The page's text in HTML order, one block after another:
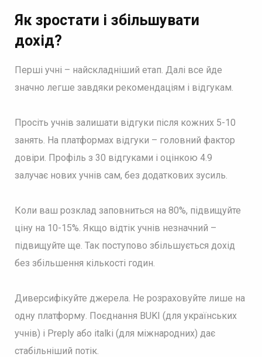
Як зростати і збільшувати
дохід?
Перші учні – найскладніший етап. Далі все йде
значно легше завдяки рекомендаціям і відгукам.
Просіть учнів залишати відгуки після кожних 5-10
занять. На платформах відгуки – головний фактор
довіри. Профіль з 30 відгуками і оцінкою 4.9
залучає нових учнів сам, без додаткових зусиль.
Коли ваш розклад заповниться на 80%, підвищуйте
ціну на 10-15%. Якщо відтік учнів незначний –
підвищуйте ще. Так поступово збільшується дохід
без збільшення кількості годин.
Диверсифікуйте джерела. Не розраховуйте лише на
одну платформу. Поєднання BUKI (для українських
учнів) і Preply або italki (для міжнародних) дає
стабільніший потік.